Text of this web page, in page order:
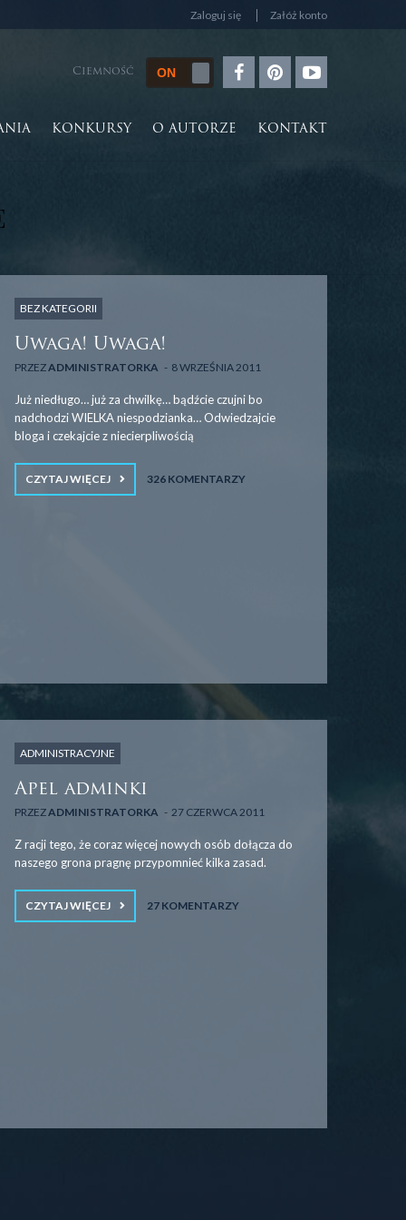
Zaloguj się Załóż konto
Ciemność
KONKURSY O AUTORZE KONTAKT
BEZ KATEGORII
Uwaga! Uwaga!
PRZEZADMINISTRATORKA 8 WRZEŚNIA 2011
Już niedługo… już za chwilkę… bądźcie czujni bo
nadchodzi WIELKA niespodzianka… Odwiedzajcie
bloga i czekajcie z niecierpliwością
CZYTAJ WIĘCEJ 326 KOMENTARZY
ADMINISTRACYJNE
Apel adminki
PRZEZADMINISTRATORKA 27 CZERWCA 2011
Z racji tego, że coraz więcej nowych osób dołącza do
naszego grona pragnę przypomnieć kilka zasad.
CZYTAJ WIĘCEJ 27 KOMENTARZY